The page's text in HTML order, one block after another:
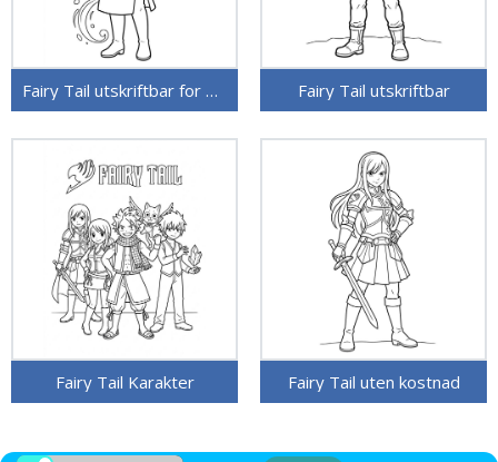
Fairy Tail utskriftbar for barn Fairy Tail utskriftbar
Fairy Tail Karakter Fairy Tail uten kostnad